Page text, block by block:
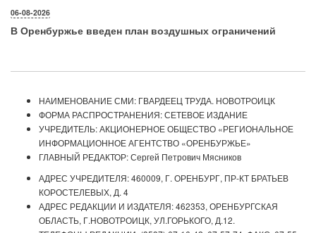
06-08-2026
В Оренбуржье введен план воздушных ограничений
НАИМЕНОВАНИЕ СМИ: ГВАРДЕЕЦ ТРУДА. НОВОТРОИЦК
ФОРМА РАСПРОСТРАНЕНИЯ: СЕТЕВОЕ ИЗДАНИЕ
УЧРЕДИТЕЛЬ: АКЦИОНЕРНОЕ ОБЩЕСТВО «РЕГИОНАЛЬНОЕ
ИНФОРМАЦИОННОЕ АГЕНТСТВО «ОРЕНБУРЖЬЕ»
ГЛАВНЫЙ РЕДАКТОР: Сергей Петрович Мясников
АДРЕС УЧРЕДИТЕЛЯ: 460009, Г. ОРЕНБУРГ, ПР-КТ БРАТЬЕВ
КОРОСТЕЛЕВЫХ, Д. 4
АДРЕС РЕДАКЦИИ И ИЗДАТЕЛЯ: 462353, ОРЕНБУРГСКАЯ
ОБЛАСТЬ, Г.НОВОТРОИЦК, УЛ.ГОРЬКОГО, Д.12.